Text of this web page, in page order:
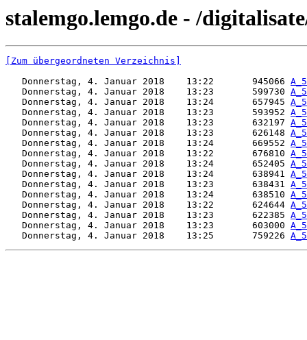
stalemgo.lemgo.de - /
[Zum übergeordneten Verzeichnis]
   Donnerstag, 4. Januar 2018    13:22       945066
   Donnerstag, 4. Januar 2018    13:23       599730
   Donnerstag, 4. Januar 2018    13:24       657945
   Donnerstag, 4. Januar 2018    13:23       593952
   Donnerstag, 4. Januar 2018    13:23       632197
   Donnerstag, 4. Januar 2018    13:23       626148
   Donnerstag, 4. Januar 2018    13:24       669552
   Donnerstag, 4. Januar 2018    13:22       676810
   Donnerstag, 4. Januar 2018    13:24       652405
   Donnerstag, 4. Januar 2018    13:24       638941
   Donnerstag, 4. Januar 2018    13:23       638431
   Donnerstag, 4. Januar 2018    13:24       638510
   Donnerstag, 4. Januar 2018    13:22       624644
   Donnerstag, 4. Januar 2018    13:23       622385
   Donnerstag, 4. Januar 2018    13:23       603000
   Donnerstag, 4. Januar 2018    13:25       759226